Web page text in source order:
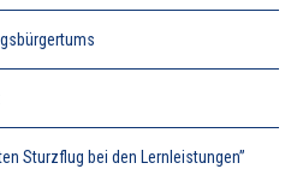
Sturzflug bei den Lernleistungen”